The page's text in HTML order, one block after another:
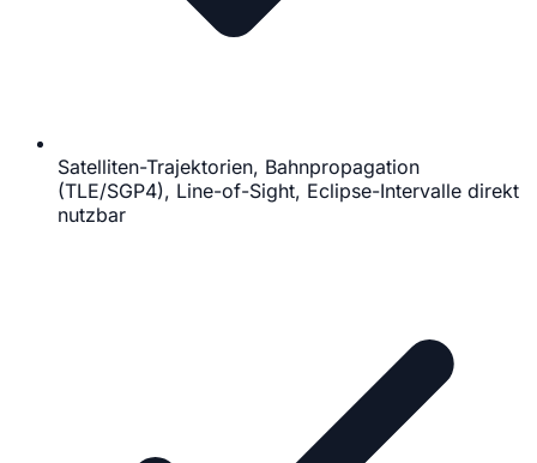
Satelliten-Trajektorien, Bahnpropagation
(TLE/SGP4), Line-of-Sight, Eclipse-Intervalle direkt
nutzbar